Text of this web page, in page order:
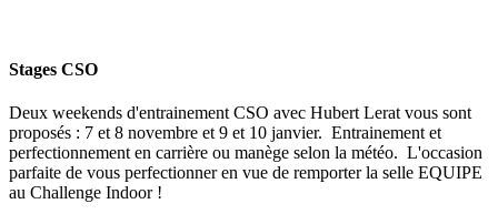
Stages CSO
Deux weekends d'entrainement CSO avec Hubert Lerat vous sont
proposés : 7 et 8 novembre et 9 et 10 janvier. Entrainement et
perfectionnement en carrière ou manège selon la météo. L'occasion
parfaite de vous perfectionner en vue de remporter la selle EQUIPE
au Challenge Indoor !